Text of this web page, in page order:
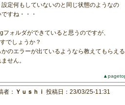
定何もしていないのと同じ状態のようなの
すね・・・
ォルダができていると思うのですが、
でしょうか？
のエラーが出ているようなら教えてもらえる
せん。
者： Ｙｕｓｈｉ 投稿日：23/03/25-11:31